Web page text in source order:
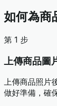
如何為商
第 1 步
上傳商品圖
上傳商品照片
做好準備，確